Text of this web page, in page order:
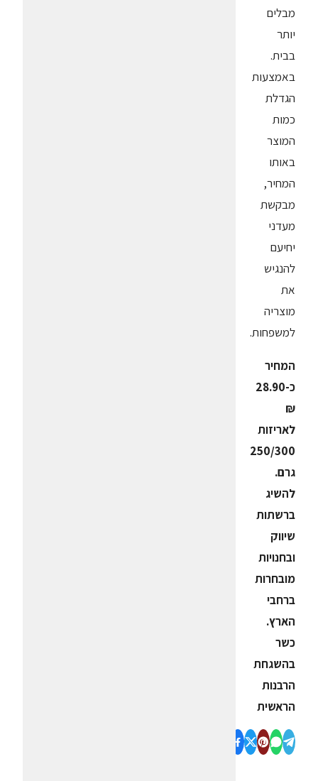
מבלים
יותר
בבית.
באמצעות
הגדלת
כמות
המוצר
באותו
המחיר,
מבקשת
מעדני
יחיעם
להנגיש
את
מוצריה
למשפחות.
המחיר
כ-28.90
₪
לאריזות
250/300
גרם.
להשיג
ברשתות
שיווק
ובחנויות
מובחרות
ברחבי
הארץ.
כשר
בהשגחת
הרבנות
הראשית